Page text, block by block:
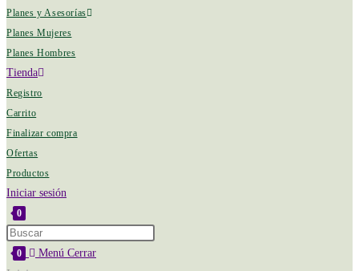
Planes y Asesorías
Planes Mujeres
Planes Hombres
Tienda
Registro
Carrito
Finalizar compra
Ofertas
Productos
Iniciar sesión
0
0 Menú Cerrar